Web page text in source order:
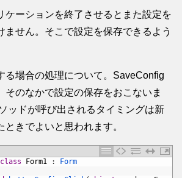
ケーションを終了させるとまた設定を
ません。そこで設定を保存できるよう
る場合の処理について。SaveConfig
そのなかで設定の保存をおこないま
ッドが呼び出されるタイミングは新
ときでよいと思われます。
class Form1 :
Form